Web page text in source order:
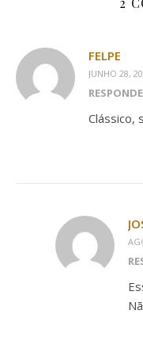
FELPE
JUNHO 28,
Clássico,